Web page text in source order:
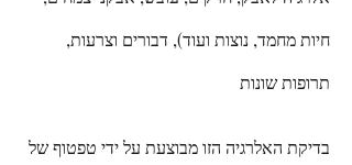
חיות מחמד, נוצות ועוד), דבורים וצרעות,
תרופות שונות
בדיקת האלרגיה הזו מבוצעת על ידי טפטוף של